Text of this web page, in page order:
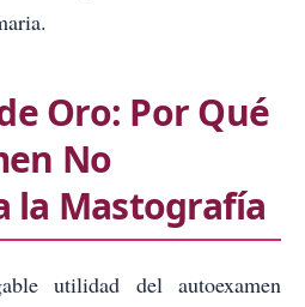
Oro: Por Qué
No
la Mastografía
utilidad del autoexamen